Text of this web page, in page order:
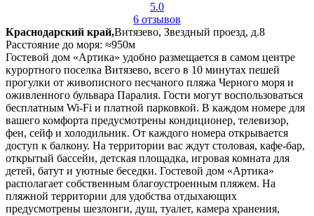
5.0
6 отзывов
Краснодарский край,Витязево, Звездный проезд, д.8
Расстояние до моря: ≈950м
Гостевой дом «Артика» удобно размещается в самом центре
курортного поселка Витязево, всего в 10 минутах пешей
прогулки от живописного песчаного пляжа Черного моря и
оживленного бульвара Паралия. Гости могут воспользоваться
бесплатным Wi-Fi и платной парковкой. В каждом номере для
вашего комфорта предусмотрены кондиционер, телевизор,
фен, сейф и холодильник. От каждого номера открывается
доступ к балкону. На территории вас ждут столовая, кафе-бар,
открытый бассейн, детская площадка, игровая комната для
детей, батут и уютные беседки. Гостевой дом «Артика»
располагает собственным благоустроенным пляжем. На
пляжной территории для удобства отдыхающих
предусмотрены шезлонги, душ, туалет, камера хранения,